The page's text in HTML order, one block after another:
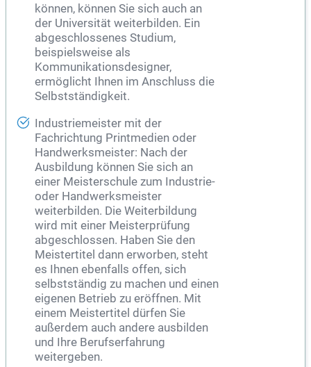
können, können Sie sich auch an
der Universität weiterbilden. Ein
abgeschlossenes Studium,
beispielsweise als
Kommunikationsdesigner,
ermöglicht Ihnen im Anschluss die
Selbstständigkeit.
Industriemeister mit der
Fachrichtung Printmedien oder
Handwerksmeister: Nach der
Ausbildung können Sie sich an
einer Meisterschule zum Industrie-
oder Handwerksmeister
weiterbilden. Die Weiterbildung
wird mit einer Meisterprüfung
abgeschlossen. Haben Sie den
Meistertitel dann erworben, steht
es Ihnen ebenfalls offen, sich
selbstständig zu machen und einen
eigenen Betrieb zu eröffnen. Mit
einem Meistertitel dürfen Sie
außerdem auch andere ausbilden
und Ihre Berufserfahrung
weitergeben.